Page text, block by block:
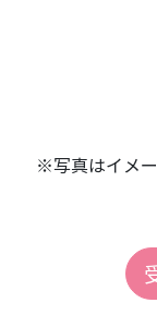
※写真はイメ